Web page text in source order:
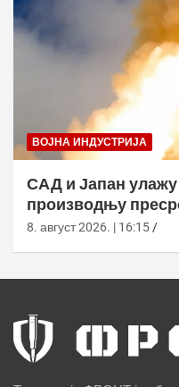
ВОЈНА ИНДУСТРИЈА
САД и Јапан
производњу
8. август 2026. | 16:15